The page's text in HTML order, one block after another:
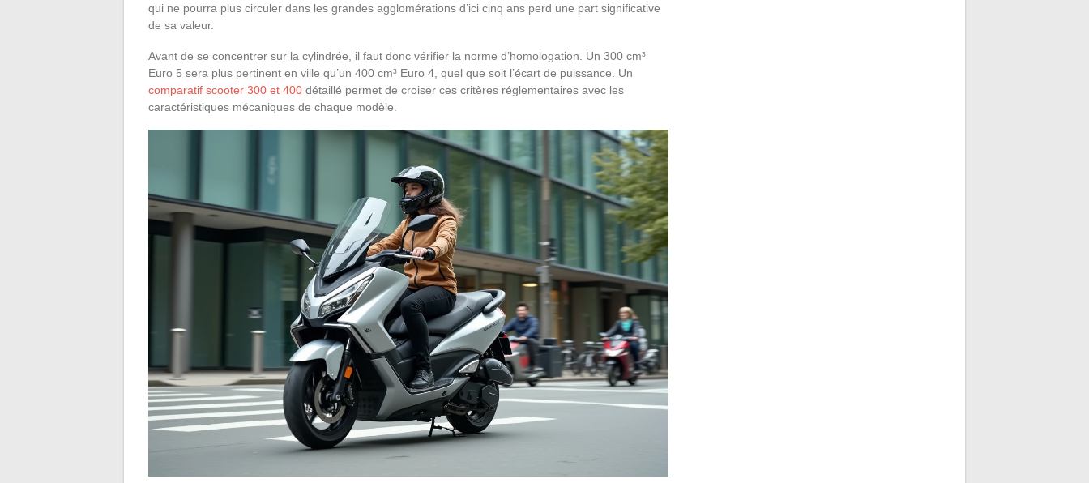
qui ne pourra plus circuler dans les grandes agglomérations d’ici cinq ans perd une part significative
de sa valeur.
Avant de se concentrer sur la cylindrée, il faut donc vérifier la norme d’homologation. Un 300 cm³
Euro 5 sera plus pertinent en ville qu’un 400 cm³ Euro 4, quel que soit l’écart de puissance. Un
comparatif scooter 300 et 400 détaillé permet de croiser ces critères réglementaires avec les
caractéristiques mécaniques de chaque modèle.